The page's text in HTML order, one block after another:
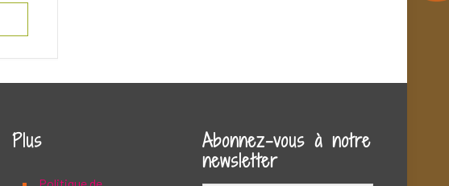
Plus
Abonnez-vous à notre
newsletter